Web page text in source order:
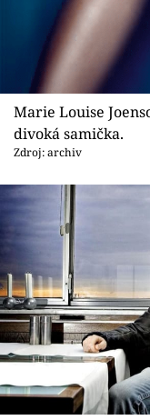
Sledujte nás
Marie Louise
divoká samička.
Zdroj: archiv